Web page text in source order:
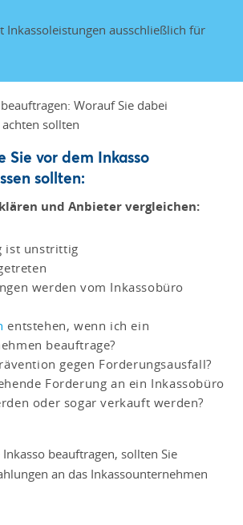
ausschließlich für
Sie vor dem Inkasso
sollten:
und Anbieter vergleichen:
ist unstrittig
werden vom Inkassobüro
entstehen, wenn ich ein
beauftrage?
gegen Forderungsausfall?
Forderung an ein Inkassobüro
oder sogar verkauft werden?
Inkasso beauftragen, sollten Sie
an das Inkassounternehmen